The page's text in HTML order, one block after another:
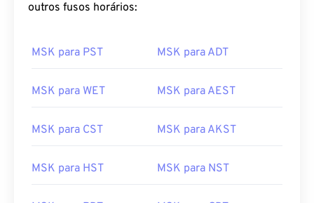
outros fusos horários:
MSK para PST MSK para ADT
MSK para WET MSK para AEST
MSK para CST MSK para AKST
MSK para HST MSK para NST